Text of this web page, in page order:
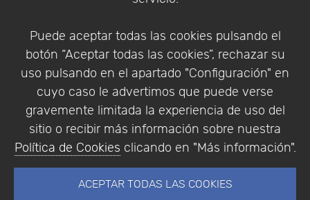
Puede aceptar todas las cookies pulsando el
botón “Aceptar todas las cookies”, rechazar su
uso pulsando en el apartado "Configuración" en
cuyo caso le advertimos que puede verse
gravemente limitada la experiencia de uso del
sitio o recibir más información sobre nuestra
Política de Cookies clicando en "Más información".
ACEPTAR TODAS LAS COOKIES
Empresa|Aviso Legal| Política de Privacidad |
Política de Cookies
© Copyright 1994 - 2026. Addlink Software
Científico, S.L.
Portugal.